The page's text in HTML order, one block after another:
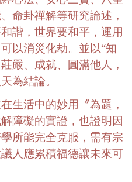
命卦禪解等研究論述，
諧，世界要和平，運用
以消災化劫。並以“知
嚴、成就、圓滿他人，
為結論。
生活中的妙用〞為題，
障礙的實證，也證明因
所能完全克服，需有宗
人應累積福德讓未來可